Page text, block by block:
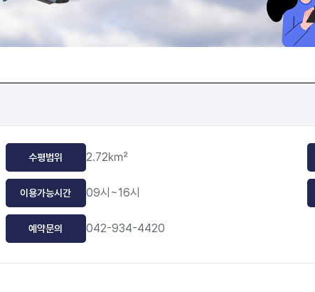
수평범위 2.72㎢
이용가능시간 09시~16시
예약문의 042-934-4420